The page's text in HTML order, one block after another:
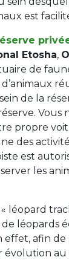
est
Etosha,
de
de la
Vous
propre
des
est
les
léopard
léopards
effet, afin de
au